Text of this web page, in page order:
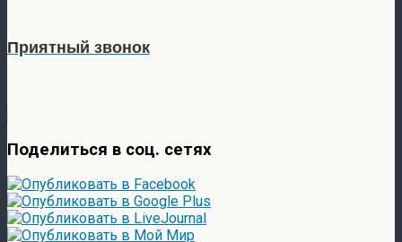
Приятный звонок
Поделиться в соц. сетях